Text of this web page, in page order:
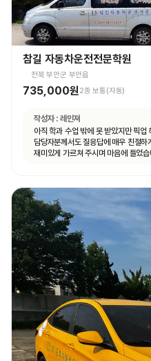
참길 자동차운전전문학원
전북 부안군 부안읍
735,000원 2종 보통(자동)
작성자 : 레인져
아직 학과 수업 밖에 못 받았지만 픽
담당자분께서도 질응답에 매우 친절
재미있게 가르쳐 주시며 마음에 들었